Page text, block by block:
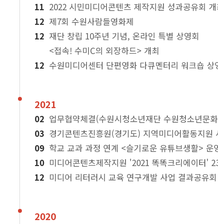
2022 시민미디어콘텐츠 제작지원 성과공유회
제7회 수원사람들영화제
재단 창립 10주년 기념, 온라인 특별 상영회
<접속! 수미C의 외장하드> 개최
수원미디어센터 단편영화 다큐멘터리 워크숍 상
2021
업무협약체결(수원시청소년재단 수원청소년문
경기콘텐츠진흥원(경기도) 지역미디어활동지원
학교 교과 과정 연계 <슬기로운 유튜브생활> 운
미디어콘텐츠제작지원 '2021 똑똑크리에이터'
미디어 리터러시 교육 연구개발 사업 결과공유
2020